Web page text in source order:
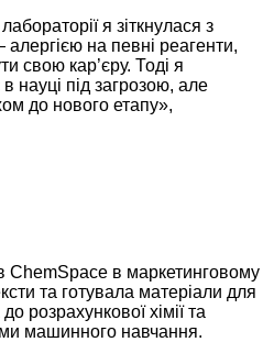
я зіткнулася з
на певні реагенти,
свою кар’єру. Тоді я
науці під загрозою, але
до нового етапу»,
ChemSpace в маркетинговому
та готувала матеріали для
розрахункової хімії та
машинного навчання.